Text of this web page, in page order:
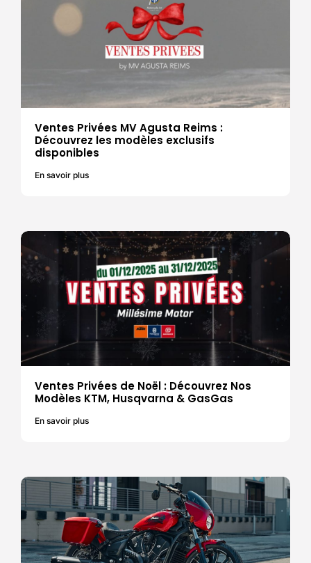
Ventes Privées MV Agusta Reims :
Découvrez les modèles exclusifs
disponibles
En savoir plus
Ventes Privées de Noël : Découvrez Nos
Modèles KTM, Husqvarna & GasGas
En savoir plus